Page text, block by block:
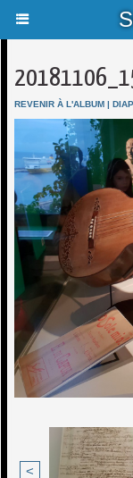
REVENIR À L'ALBUM |
<